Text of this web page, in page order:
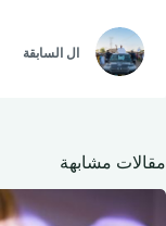
ال السابقة
مقالات مشابهة